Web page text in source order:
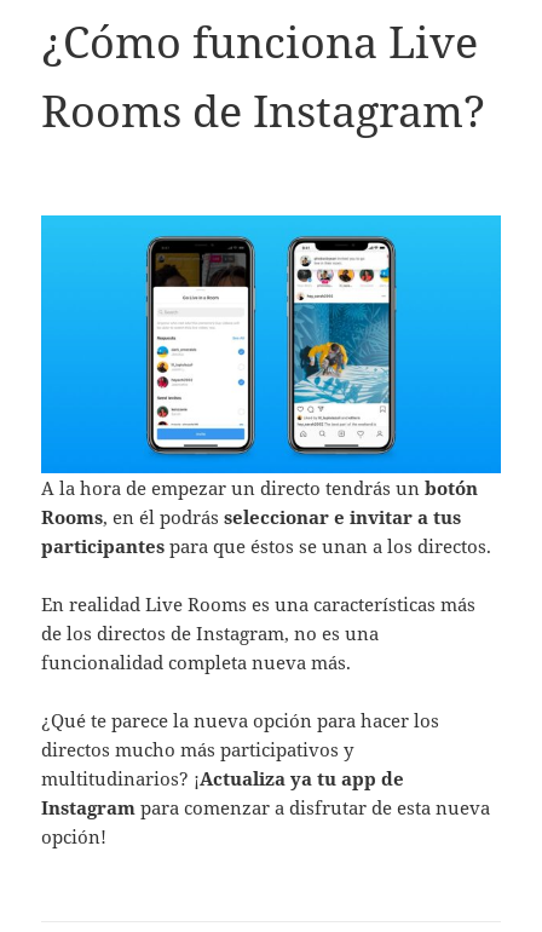
¿Cómo funciona Live
Rooms de Instagram?
A la hora de empezar un directo tendrás unbotón
Rooms, en él podrásseleccionar e invitar a tus
participantes para que éstos se unan a los directos.
En realidad Live Rooms es una características más
de los directos de Instagram, no es una
funcionalidad completa nueva más.
¿Qué te parece la nueva opción para hacer los
directos mucho más participativos y
multitudinarios? ¡Actualiza ya tu app de
Instagram para comenzar a disfrutar de esta nueva
opción!